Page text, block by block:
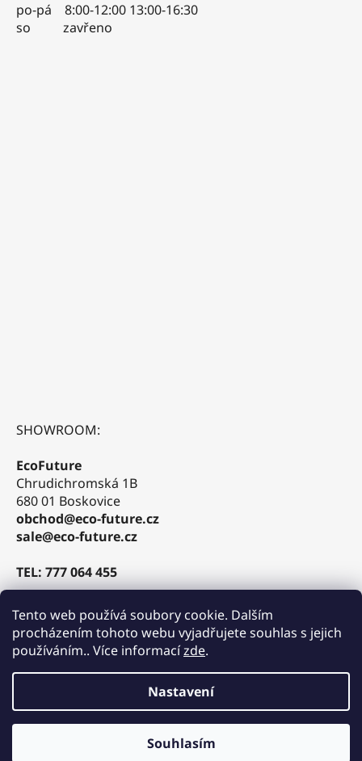
Tento web používá soubory cookie. Dalším
procházením tohoto webu vyjadřujete souhlas s jejich
používáním.. Více informacízde.
Nastavení
Souhlasím
po-pá 8:00-12:00 13:00-16:30
so zavřeno
SHOWROOM:
EcoFuture
Chrudichromská 1B
680 01 Boskovice
obchod@eco-future.cz
sale@eco-future.cz
TEL: 777 064 455
tlamka.cz ekovozitka.cz
Vytvořil Shoptet